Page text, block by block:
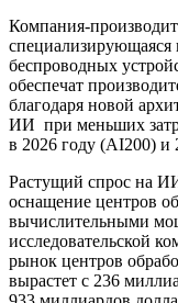
Компания-
беспроводных
обеспечат
благодаря новой
ИИ при меньших
в 2026 году (AI200) и
Растущий спрос на
оснащение центров
вычислительными
исследовательской
рынок центров
вырастет с 236